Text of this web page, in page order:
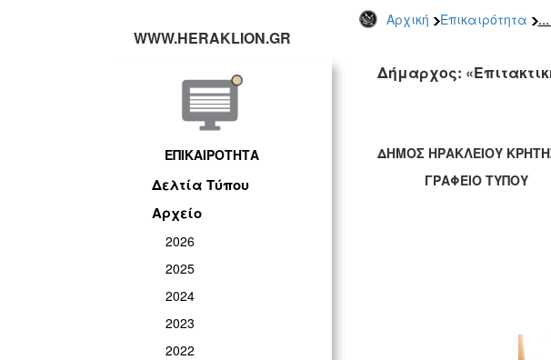
Αρχική Επικαιρότητα ...
WWW.HERAKLION.GR
ΕΠΙΚΑΙΡΟΤΗΤΑ
Δελτία Τύπου
Αρχείο
2026
2025
2024
2023
2022
Δήμαρχος:
ΔΗΜΟΣ ΗΡΑΚΛΕΙΟΥ
ΓΡΑΦΕΙΟ ΤΥΠΟΥ